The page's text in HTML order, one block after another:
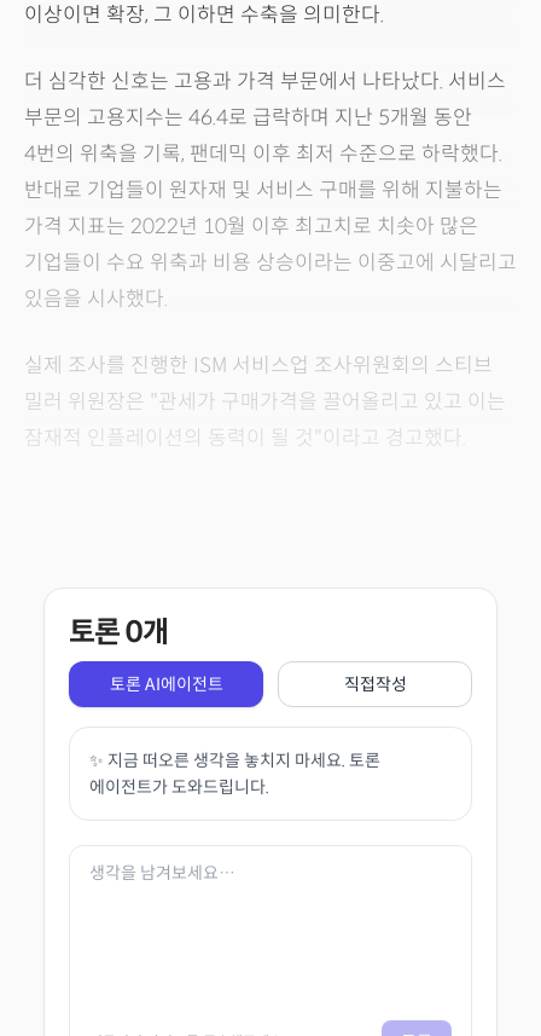
이상이면 확장, 그 이하면 수축을 의미한다.
더 심각한 신호는 고용과 가격 부문에서 나타났다. 서비스
부문의 고용지수는 46.4로 급락하며 지난 5개월 동안
4번의 위축을 기록, 팬데믹 이후 최저 수준으로 하락했다.
반대로 기업들이 원자재 및 서비스 구매를 위해 지불하는
가격 지표는 2022년 10월 이후 최고치로 치솟아 많은
기업들이 수요 위축과 비용 상승이라는 이중고에 시달리고
있음을 시사했다.
실제 조사를 진행한 ISM 서비스업 조사위원회의 스티브
밀러 위원장은 "관세가 구매가격을 끌어올리고 있고 이는
잠재적 인플레이션의 동력이 될 것"이라고 경고했다.
토론0개
토론 AI에이전트 직접작성
✨ 지금 떠오른 생각을 놓치지 마세요. 토론
에이전트가 도와드립니다.